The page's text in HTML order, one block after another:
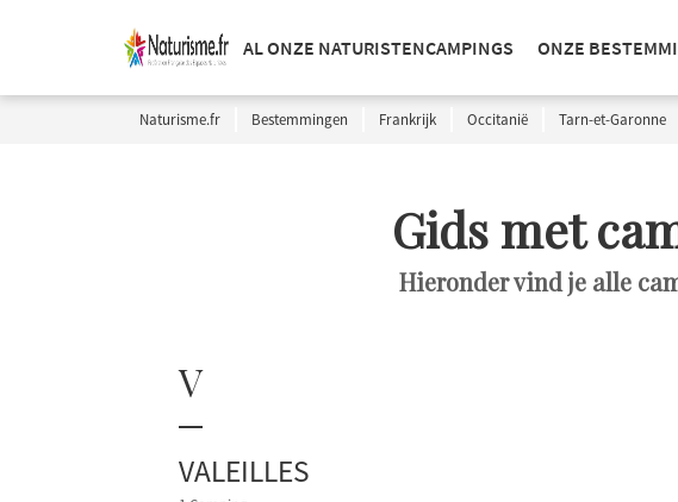
AL ONZE NATURISTENCAMPINGS ONZE
Naturisme.fr Bestemmingen Frankrijk Occitanië Tarn-et-Garonne
Gids met
Hieronder vind je alle
V
VALEILLES